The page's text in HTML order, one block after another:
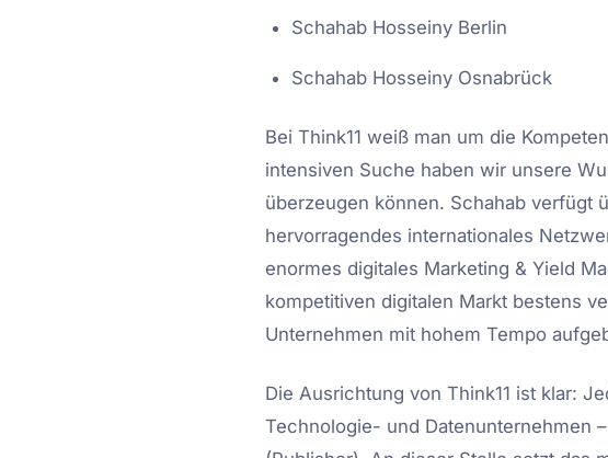
Schahab Hosseiny Berlin
Schahab Hosseiny Osnabrück
Bei Think11 weiß man um die
intensiven Suche haben wir unsere
überzeugen können. Schahab verfügt
hervorragendes internationales
enormes digitales Marketing & Yield
kompetitiven digitalen Markt bestens
Unternehmen mit hohem Tempo
Die Ausrichtung von Think11 ist klar:
Technologie- und Datenunternehmen